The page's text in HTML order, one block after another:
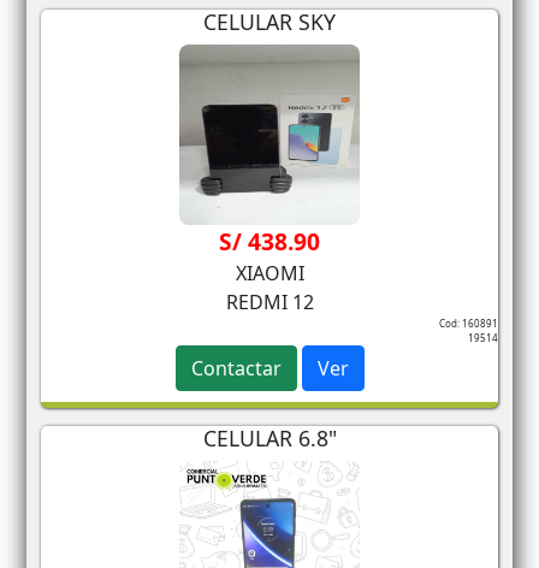
CELULAR SKY
S/ 438.90
XIAOMI
REDMI 12
Cod: 160891
19514
Contactar Ver
CELULAR 6.8"